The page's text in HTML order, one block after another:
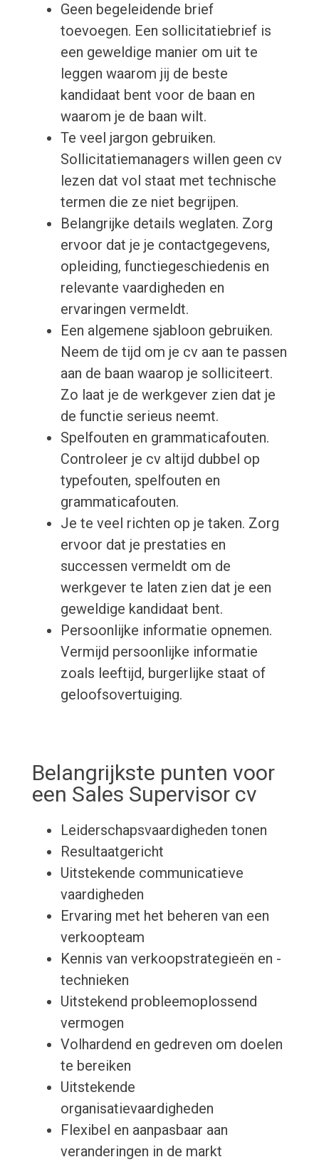
Geen begeleidende brief
toevoegen. Een sollicitatiebrief is
een geweldige manier om uit te
leggen waarom jij de beste
kandidaat bent voor de baan en
waarom je de baan wilt.
Te veel jargon gebruiken.
Sollicitatiemanagers willen geen cv
lezen dat vol staat met technische
termen die ze niet begrijpen.
Belangrijke details weglaten. Zorg
ervoor dat je je contactgegevens,
opleiding, functiegeschiedenis en
relevante vaardigheden en
ervaringen vermeldt.
Een algemene sjabloon gebruiken.
Neem de tijd om je cv aan te passen
aan de baan waarop je solliciteert.
Zo laat je de werkgever zien dat je
de functie serieus neemt.
Spelfouten en grammaticafouten.
Controleer je cv altijd dubbel op
typefouten, spelfouten en
grammaticafouten.
Je te veel richten op je taken. Zorg
ervoor dat je prestaties en
successen vermeldt om de
werkgever te laten zien dat je een
geweldige kandidaat bent.
Persoonlijke informatie opnemen.
Vermijd persoonlijke informatie
zoals leeftijd, burgerlijke staat of
geloofsovertuiging.
Belangrijkste punten voor
een Sales Supervisor cv
Leiderschapsvaardigheden tonen
Resultaatgericht
Uitstekende communicatieve
vaardigheden
Ervaring met het beheren van een
verkoopteam
Kennis van verkoopstrategieën en -
technieken
Uitstekend probleemoplossend
vermogen
Volhardend en gedreven om doelen
te bereiken
Uitstekende
organisatievaardigheden
Flexibel en aanpasbaar aan
veranderingen in de markt